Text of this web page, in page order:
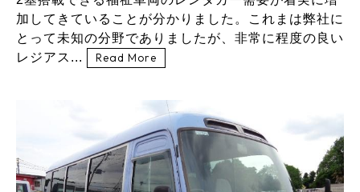
加してきていることが分かりました。これまは弊社に
とって未知の分野でありましたが、非常に程度の良い
レジアス...
Read More